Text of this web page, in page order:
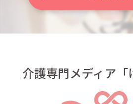
介護専門メディア「